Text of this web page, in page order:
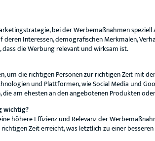
bei der Werbemaßnahmen
Interessen, demografischen Merkmalen,
die Werbung relevant und wirksam ist.
um die richtigen Personen zur richtigen Zeit mit
und Plattformen, wie Social Media und
am ehesten an den angebotenen Produkten
wichtig?
höhere Effizienz und Relevanz der
Zeit erreicht, was letztlich zu einer